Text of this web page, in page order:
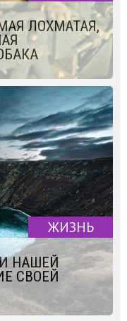
ЛОХМАТАЯ,
ЖИЗНЬ
НАШЕЙ
СВОЕЙ